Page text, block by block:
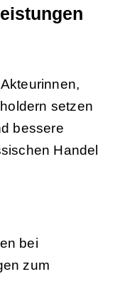
setzen
bessere
Handel
bei
zum